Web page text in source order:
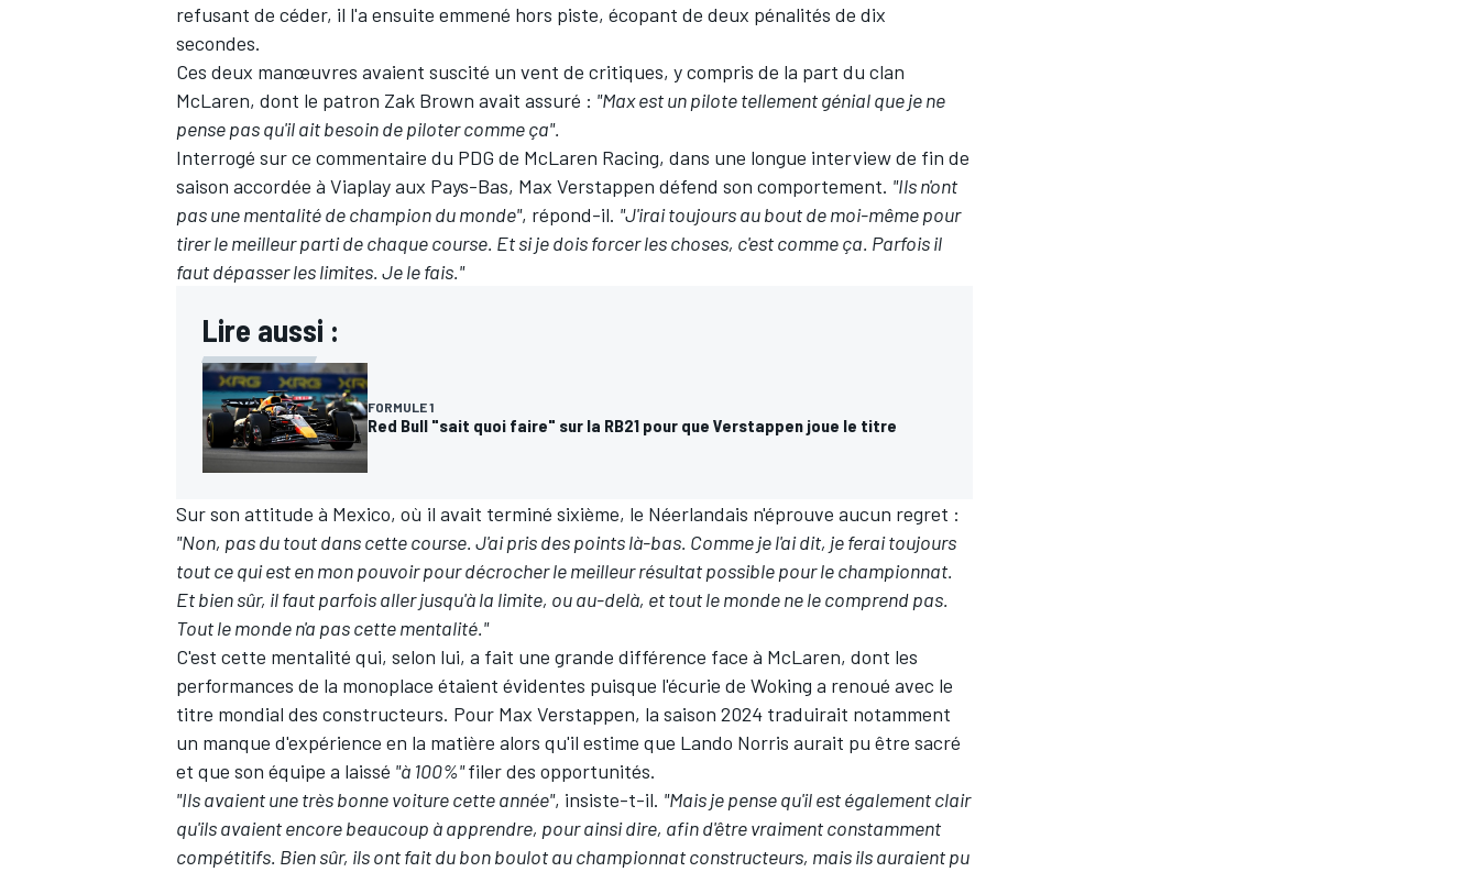
refusant de céder, il l'a ensuite emmené hors piste, écopant de deux pénalités de dix
secondes.
Ces deux manœuvres avaient suscité un vent de critiques, y compris de la part du clan
McLaren, dont le patron Zak Brown avait assuré : "Max est un pilote tellement génial que je ne
pense pas qu'il ait besoin de piloter comme ça".
Interrogé sur ce commentaire du PDG de McLaren Racing, dans une longue interview de fin de
saison accordée à Viaplay aux Pays-Bas, Max Verstappen défend son comportement. "Ils n'ont
pas une mentalité de champion du monde", répond-il. "J'irai toujours au bout de moi-même pour
tirer le meilleur parti de chaque course. Et si je dois forcer les choses, c'est comme ça. Parfois il
faut dépasser les limites. Je le fais."
Lire aussi :
FORMULE 1
Red Bull "sait quoi faire" sur la RB21 pour que Verstappen joue le titre
Sur son attitude à Mexico, où il avait terminé sixième, le Néerlandais n'éprouve aucun regret :
"Non, pas du tout dans cette course. J'ai pris des points là-bas. Comme je l'ai dit, je ferai toujours
tout ce qui est en mon pouvoir pour décrocher le meilleur résultat possible pour le championnat.
Et bien sûr, il faut parfois aller jusqu'à la limite, ou au-delà, et tout le monde ne le comprend pas.
Tout le monde n'a pas cette mentalité."
C'est cette mentalité qui, selon lui, a fait une grande différence face à McLaren, dont les
performances de la monoplace étaient évidentes puisque l'écurie de Woking a renoué avec le
titre mondial des constructeurs. Pour Max Verstappen, la saison 2024 traduirait notamment
un manque d'expérience en la matière alors qu'il estime que Lando Norris aurait pu être sacré
et que son équipe a laissé "à 100%"filer des opportunités.
"Ils avaient une très bonne voiture cette année", insiste-t-il. "Mais je pense qu'il est également clair
qu'ils avaient encore beaucoup à apprendre, pour ainsi dire, afin d'être vraiment constamment
compétitifs. Bien sûr, ils ont fait du bon boulot au championnat constructeurs, mais ils auraient pu